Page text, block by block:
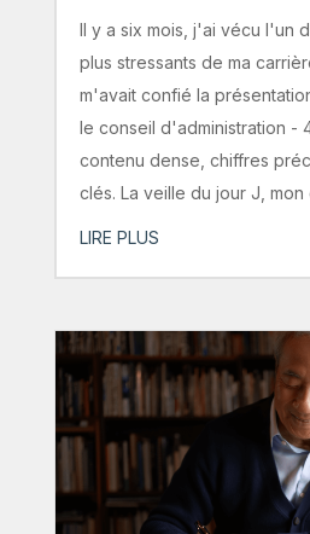
Il y a six mois, j'ai vécu l'un
plus stressants de ma
m'avait confié la
le conseil d'administration -
contenu dense, chiffres
clés. La veille du jour J, mon
LIRE PLUS